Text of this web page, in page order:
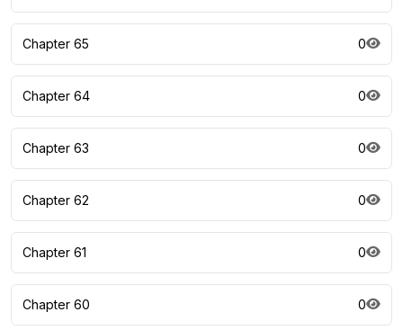
Chapter 65 0
Chapter 64 0
Chapter 63 0
Chapter 62 0
Chapter 61 0
Chapter 60 0